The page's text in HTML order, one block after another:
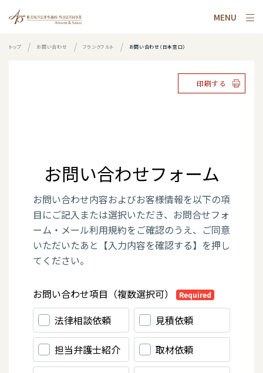
MENU
トップ お問い合わせ フランクフルト お問い合わせ（日本窓口）
印刷する